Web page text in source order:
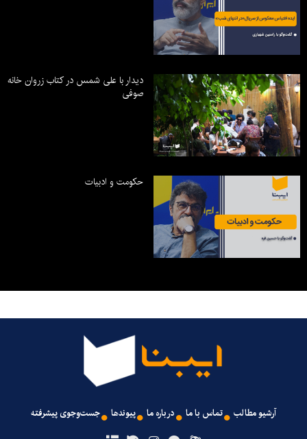
دیدار با علی شمس در کتاب زروان خانه
صوفی
حکومت و ادبیات
آرشیو مطالب تماس با ما درباره ما پیوندها جست‌وجوی پیشرفته